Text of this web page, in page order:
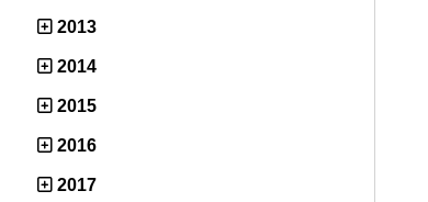
2013
2014
2015
2016
2017